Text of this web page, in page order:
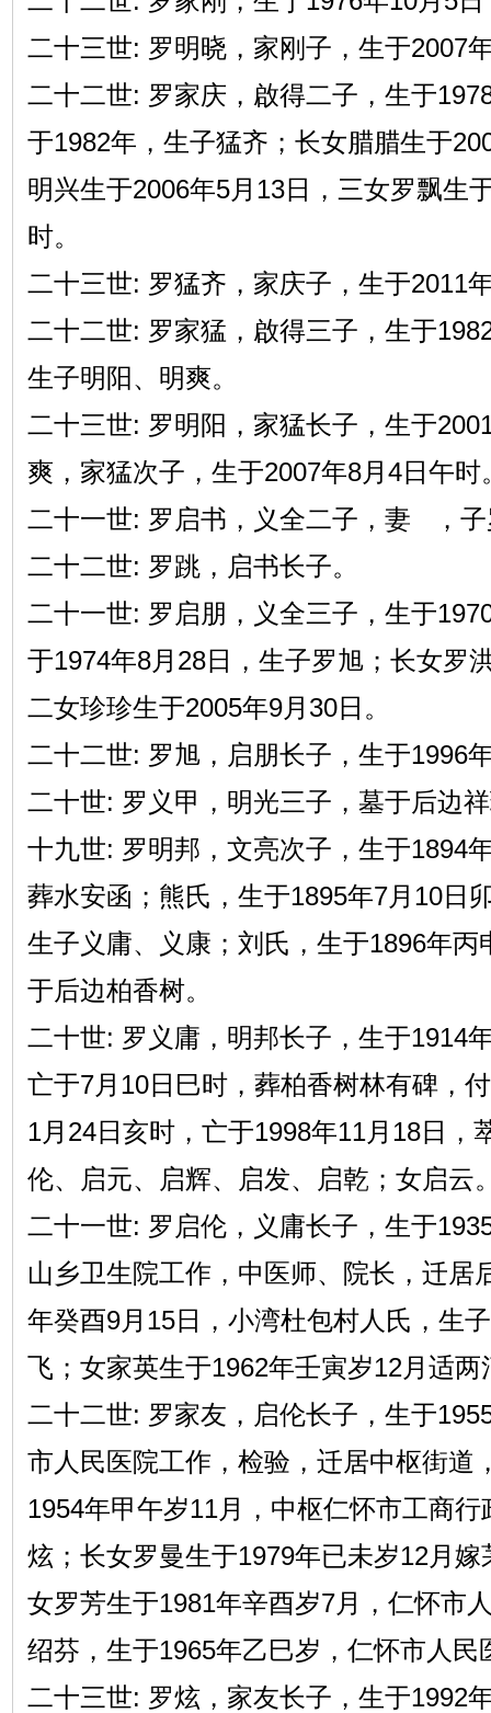
二十三世: 罗明晓，家刚子，生于2007
二十二世: 罗家庆，啟得二子，生于
于1982年，生子猛齐；长女腊腊生于
明兴生于2006年5月13日，三女罗飘生
时。
二十三世: 罗猛齐，家庆子，生于2011
二十二世: 罗家猛，啟得三子，生于
生子明阳、明爽。
二十三世: 罗明阳，家猛长子，生于
爽，家猛次子，生于2007年8月4日午时
二十一世: 罗启书，义全二子，妻 ，子
二十二世: 罗跳，启书长子。
二十一世: 罗启朋，义全三子，生于
于1974年8月28日，生子罗旭；长女罗
二女珍珍生于2005年9月30日。
二十二世: 罗旭，启朋长子，生于1996
二十世: 罗义甲，明光三子，墓于后边
十九世: 罗明邦，文亮次子，生于1894
葬水安函；熊氏，生于1895年7月10日
生子义庸、义康；刘氏，生于1896年丙
于后边柏香树。
二十世: 罗义庸，明邦长子，生于1914
亡于7月10日巳时，葬柏香树林有碑，
1月24日亥时，亡于1998年11月18日，
伦、启元、启辉、启发、启乾；女启云
二十一世: 罗启伦，义庸长子，生于
山乡卫生院工作，中医师、院长，迁居
年癸酉9月15日，小湾杜包村人氏，生
飞；女家英生于1962年壬寅岁12月适两
二十二世: 罗家友，启伦长子，生于
市人民医院工作，检验，迁居中枢街道
1954年甲午岁11月，中枢仁怀市工商
炫；长女罗曼生于1979年已未岁12月
女罗芳生于1981年辛酉岁7月，仁怀市
绍芬，生于1965年乙巳岁，仁怀市人民
二十三世: 罗炫，家友长子，生于1992